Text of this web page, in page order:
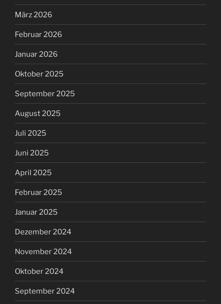
März 2026
Februar 2026
Januar 2026
Oktober 2025
September 2025
August 2025
Juli 2025
Juni 2025
April 2025
Februar 2025
Januar 2025
Dezember 2024
November 2024
Oktober 2024
September 2024